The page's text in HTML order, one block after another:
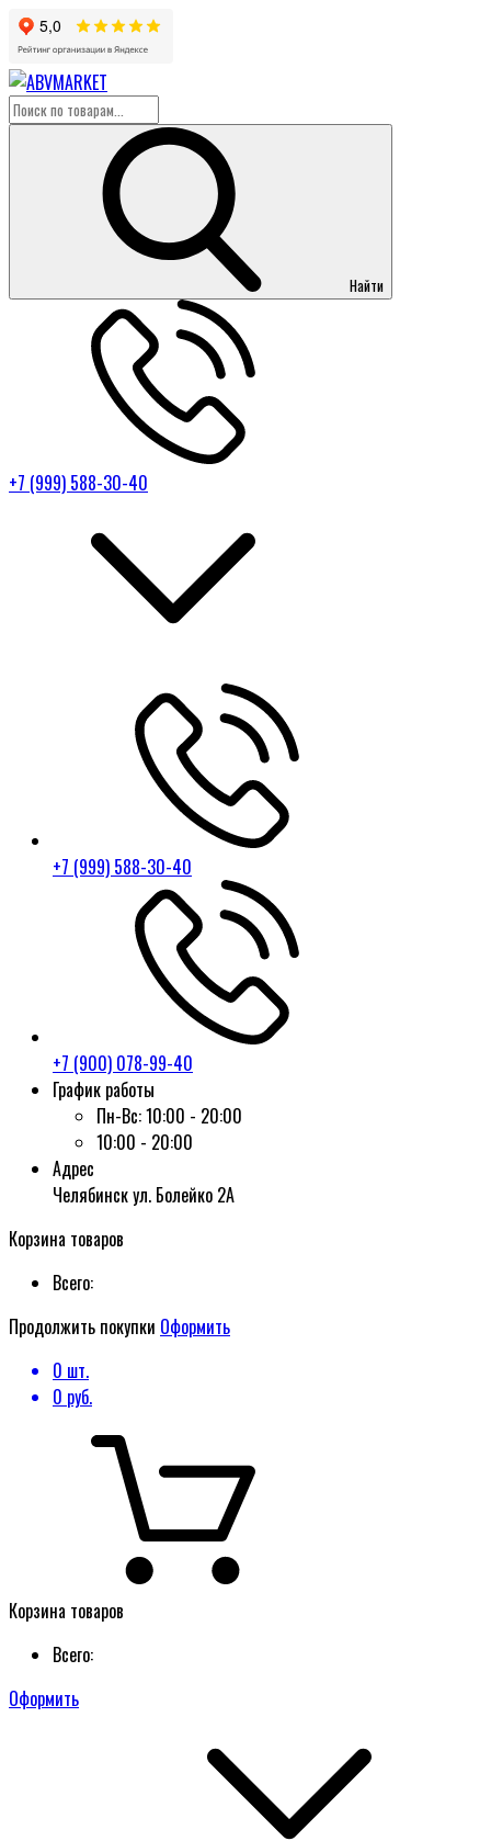
Найти
+7 (999) 588-30-40
+7 (999) 588-30-40
+7 (900) 078-99-40
График работы
Пн-Вс:10:00 - 20:00
10:00 - 20:00
Адрес
Челябинск ул. Болейко 2А
Корзина товаров
Всего:
Продолжить покупки Оформить
0 шт.
0 руб.
Корзина товаров
Всего:
Оформить